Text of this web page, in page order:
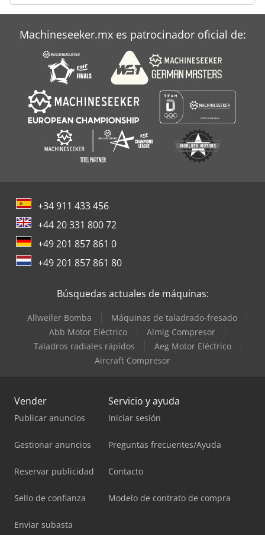
Machineseeker.mx es patrocinador oficial de:
+34 911 433 456
+44 20 331 800 72
+49 201 857 861 0
+49 201 857 861 80
Búsquedas actuales de máquinas:
Allweiler Bomba
Máquinas de taladrado-fresado
Abb Motor Eléctrico
Almig Compresor
Taladros radiales rápidos
Aeg Motor Eléctrico
Aircraft Compresor
Vender
Publicar anuncios
Gestionar anuncios
Reservar publicidad
Sello de confianza
Enviar subasta
Servicio y ayuda
Iniciar sesión
Preguntas frecuentes/Ayuda
Contacto
Modelo de contrato de compra